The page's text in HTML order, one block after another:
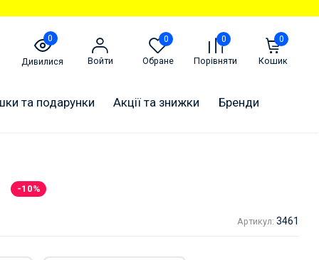
0
Дивилися Войти
0
Обране
0
Порівняти
0
Кошик
та подарунки Акції та знижки Бренди
-10%
Артикул: 3461